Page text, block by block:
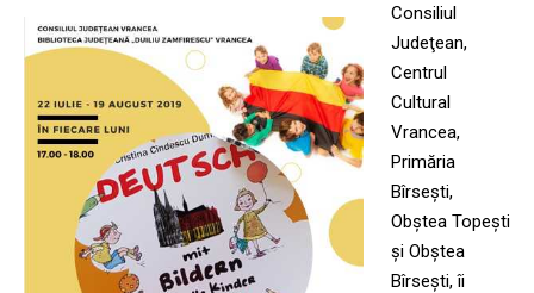
Consiliul
Judeţean,
Centrul
Cultural
Vrancea,
Primăria
Bîrseşti,
Obştea Topeşti
şi Obştea
Bîrseşti, îi